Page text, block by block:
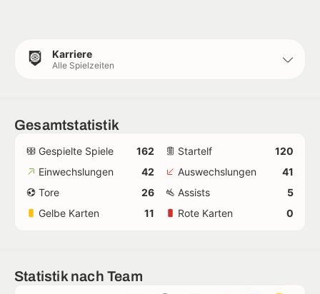
Karriere
Alle Spielzeiten
Gesamtstatistik
Gespielte Spiele 162 Startelf
120
Einwechslungen
42 Auswechslungen
41
Tore
26 Assists
5
Gelbe Karten
11 Rote Karten 0
Statistik nach Team